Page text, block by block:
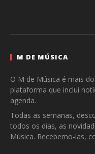
M DE MÚSICA
O M de Música é mais
plataforma que inclui
agenda.
Todas as semanas,
todos os dias, as
Música. Recebemo-las,